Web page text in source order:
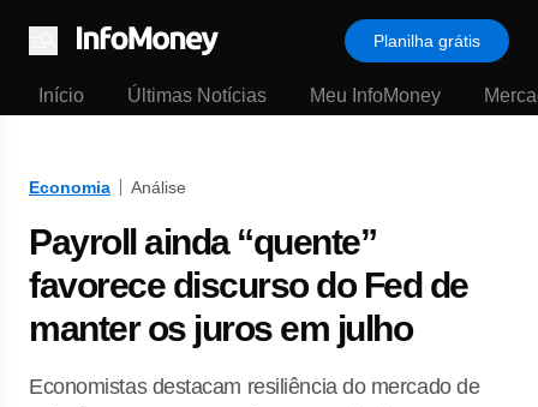
Menu
Planilha grátis
Início Últimas Notícias Meu InfoMoney
Economia Análise
Payroll ainda “quente”
favorece discurso do Fed de
manter os juros em julho
Economistas destacam resiliência do mercado de